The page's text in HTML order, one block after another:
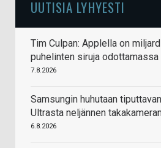
UUTISIA LYHYESTI
Tim Culpan: Applella on
puhelinten siruja
7.8.2026
Samsungin huhutaan
Ultrasta neljännen
6.8.2026